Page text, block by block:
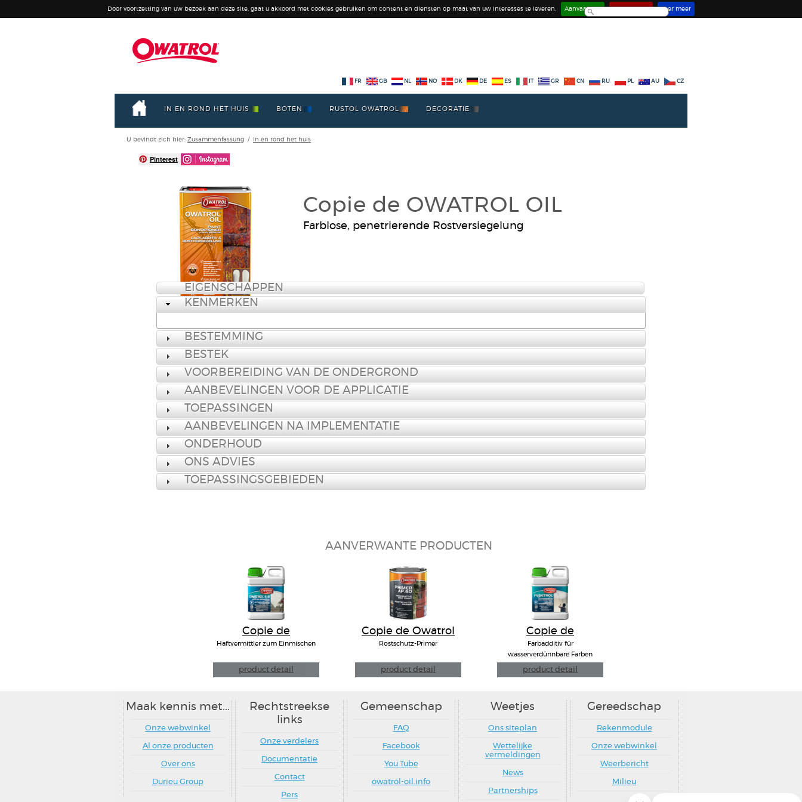
Door voortzetting van uw bezoek aan deze site, gaat u akkoord met cookies gebruiken om content en diensten op maat van uw interesses te leveren. Aanvaarden Deactiveren Leer meer
FR GB NL NO DK DE ES GR CN RU PL AU CZ
IN EN ROND HET HUIS BOTEN RUSTOL OWATROL DECORATIE
U bevindt zich hier: Zusammenfassung / In en rond het huis
Pinterest
Copie de OWATROL OIL
Farblose, penetrierende Rostversiegelung
EIGENSCHAPPEN
KENMERKEN
BESTEMMING
BESTEK
VOORBEREIDING VAN DE ONDERGROND
AANBEVELINGEN VOOR DE APPLICATIE
TOEPASSINGEN
AANBEVELINGEN NA IMPLEMENTATIE
ONDERHOUD
ONS ADVIES
TOEPASSINGSGEBIEDEN
AANVERWANTE PRODUCTEN
Copie de
OWATROL E-B
Haftvermittler zum Einmischen
product detail
Copie de Owatrol
AP.60
Rostschutz-Primer
product detail
Copie de
FLOETROL
Farbadditiv für
wasserverdünnbare Farben
product detail
Maak kennis met...
Onze webwinkel
Al onze producten
Over ons
Durieu Group
Rechtstreekse
links
Onze verdelers
Documentatie
Contact
Pers
Gemeenschap
FAQ
Facebook
You Tube
owatrol-oil.info
Weetjes
Ons siteplan
Wettelijke
vermeldingen
News
Partnerships
Gereedschap
Rekenmodule
Onze webwinkel
Weerbericht
Milieu